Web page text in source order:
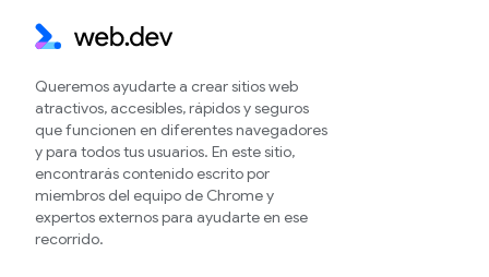
Queremos ayudarte a crear sitios web
atractivos, accesibles, rápidos y seguros
que funcionen en diferentes navegadores
y para todos tus usuarios. En este sitio,
encontrarás contenido escrito por
miembros del equipo de Chrome y
expertos externos para ayudarte en ese
recorrido.